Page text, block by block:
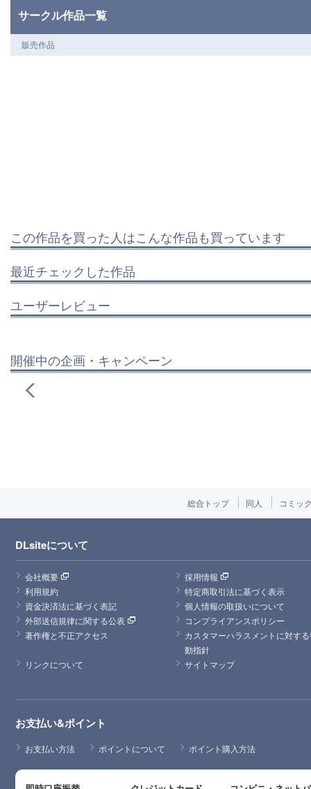
サークル作品一覧
販売作品
この作品を買った人はこんな作品も買っています
最近チェックした作品
ユーザーレビュー
開催中の企画・キャンペーン
総合トップ 同人 コミッ
DLsiteについて
会社概要
採用情報
利用規約
特定商取引法に基づく表示
資金決済法に基づく表記
個人情報の取扱いについて
外部送信規律に関する公表
コンプライアンスポリシー
著作権と不正アクセス
カスタマーハラスメントに対す
動指針
リンクについて
サイトマップ
お支払い&ポイント
お支払い方法 ポイントについて ポイント購入方法